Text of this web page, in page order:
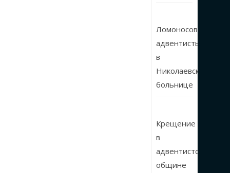
Ломоносовские
адвентисты
в
Николаевской
больнице
Крещение
в
адвентистской
общине